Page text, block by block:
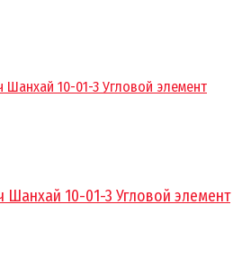
Шанхай 10-01-3 Угловой элемент